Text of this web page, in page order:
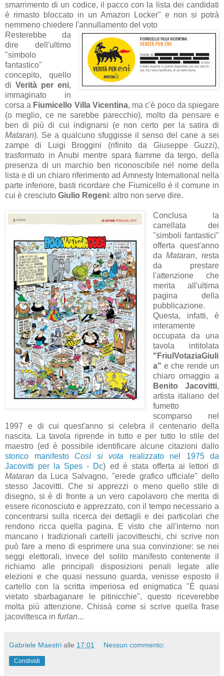
smarrimento di un codice, il pacco con la lista dei candidati
è rimasto bloccato in un Amazon Locker" e non si potrà
nemmeno chiedere l'annullamento del voto
Resterebbe da
dire dell'ultimo
"simbolo
fantastico"
concepito, quello
diVerità per eni,
immaginato in
corsa a Fiumicello Villa Vicentina, ma c'è poco da spiegare
(o meglio, ce ne sarebbe parecchio), molto da pensare e
ben di più di cui indignarsi (e non certo per la satira di
Mataran). Se a qualcuno sfuggisse il senso del cane a sei
zampe di Luigi Broggini (rifinito da Giuseppe Guzzi),
trasformato in Anubi mentre spara fiamme da tergo, della
presenza di un marchio ben riconoscibile nel nome della
lista e di un chiaro riferimento ad Amnesty International nella
parte inferiore, basti ricordare che Fiumicello è il comune in
cui è cresciuto Giulio Regeni: altro non serve dire.
Conclusa la
carrellata dei
"simboli fantastici"
offerta quest'anno
daMataran, resta
da prestare
l'attenzione che
merita all'ultima
pagina della
pubblicazione.
Questa, infatti, è
interamente
occupata da una
tavola intitolata
"FriulVotaziaGiuli
a" e che rende un
chiaro omaggio a
Benito Jacovitti,
artista italiano del
fumetto
scomparso nel
1997 e di cui quest'anno si celebra il centenario della
nascita. La tavola riprende in tutto e per tutto lo stile del
maestro (ed è possibile identificare alcune citazioni dallo
storico manifesto Così si vota realizzato nel 1975 da
Jacovitti per la Spes - Dc) ed è stata offerta ai lettori di
Mataran da Luca Salvagno, "erede grafico ufficiale" dello
stesso Jacovitti. Che si apprezzi o meno quello stile di
disegno, si è di fronte a un vero capolavoro che merita di
essere riconosciuto e apprezzato, con il tempo necessario a
concentrarsi sulla ricerca dei dettagli e dei particolari che
rendono ricca quella pagina. E visto che all'interno non
mancano i tradizionali cartelli jacovitteschi, chi scrive non
può fare a meno di esprimere una sua convinzione: se nei
seggi elettorali, invece del solito manifesto contenente il
richiamo alle principali disposizioni penali legate alle
elezioni e che quasi nessuno guarda, venisse esposto il
cartello con la scritta imperiosa ed enigmatica "È quasi
vietato sbarbaganare le pitinicchie", questo riceverebbe
molta più attenzione. Chissà come si scrive quella frase
jacovittesca in furlan...
Gabriele Maestri alle 17:01 Nessun commento:
Condividi